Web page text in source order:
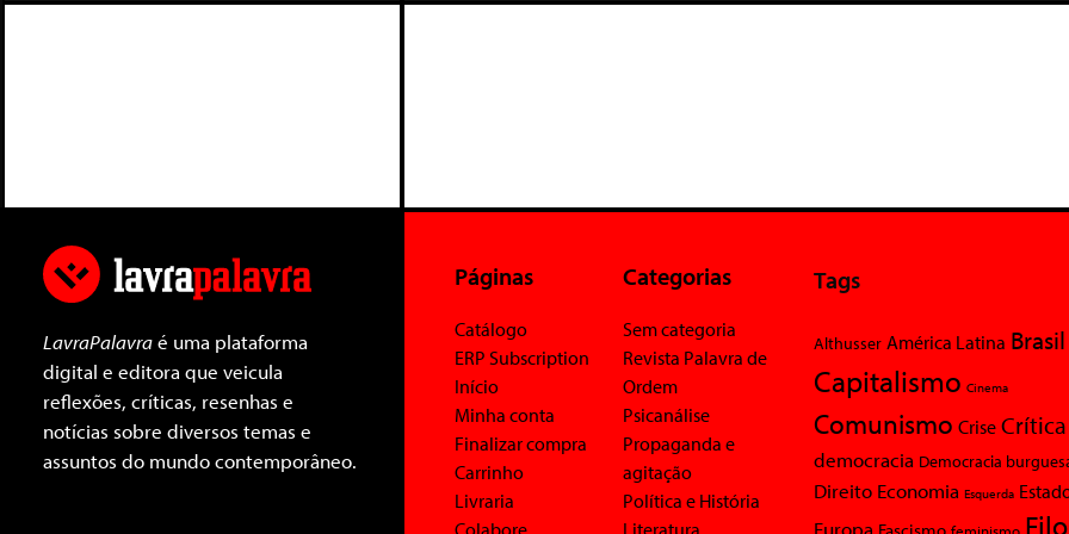
LavraPalavraé uma plataforma
digital e editora que veicula
reflexões, críticas, resenhas e
notícias sobre diversos temas e
assuntos do mundo contemporâneo.
Páginas
Catálogo
ERP Subscription
Início
Minha conta
Finalizar compra
Carrinho
Livraria
Categorias
Sem categoria
Revista Palavra de
Ordem
Psicanálise
Propaganda e
agitação
Política e História
Tags
Althusser América Latina Brasil
Capitalismo Cinema
Comunismo Crise Crítica
democracia Democracia
Direito Economia Esquerda
Europa